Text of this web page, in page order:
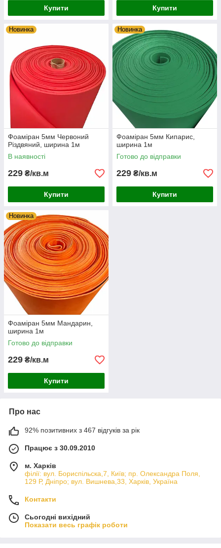
Купити Купити
Новинка
Фоаміран 5мм Червоний
Різдвяний, ширина 1м
В наявності
229 ₴/кв.м
Купити
Новинка
Фоаміран 5мм Кипарис,
ширина 1м
Готово до відправки
229 ₴/кв.м
Купити
Новинка
Фоаміран 5мм Мандарин,
ширина 1м
Готово до відправки
229 ₴/кв.м
Купити
Про нас
92% позитивних з 467 відгуків за рік
Працює з 30.09.2010
м. Харків
філії: вул. Бориcпільска,7, Київ; пр. Олександра Поля,
129 Р, Дніпро; вул. Вишнева,33, Харків, Україна
Контакти
Сьогодні вихідний
Показати весь графік роботи